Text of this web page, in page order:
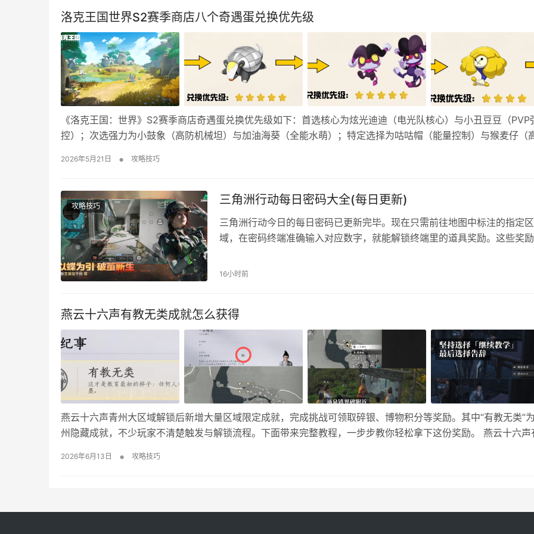
洛克王国世界S2赛季商店八个奇遇蛋兑换优先级
《洛克王国：世界》S2赛季商店奇遇蛋兑换优先级如下：首选核心为炫光迪迪（电光队核心）与小丑豆豆（PVP
控）；次选强力为小鼓象（高防机械坦）与加油海葵（全能水萌）；特定选择为咕咕帽（能量控制）与猴麦仔（
强势精灵。 洛克王国世界赛季商店奇遇蛋优先兑换哪个…
2026年5月21日 • 攻略技巧
攻略技巧 三角洲行动每日密码大全(每日更新)
三角洲行动今日的每日密码已更新完毕。现在只需前往地图中标注的指定区
域，在密码终端准确输入对应数字，就能解锁终端里的道具奖励。这些奖励
与攻坚能力。 8月8日密码 AZ3：4620 潮汐监狱：6168 零号大坝：2937
16小时前
燕云十六声有教无类成就怎么获得
燕云十六声青州大区域解锁后新增大量区域限定成就，完成挑战可领取碎银、博物积分等奖励。其中“有教无类”
州隐藏成就，不少玩家不清楚触发与解锁流程。下面带来完整教程，一步步教你轻松拿下这份奖励。 燕云十六声
2026年6月13日 • 攻略技巧